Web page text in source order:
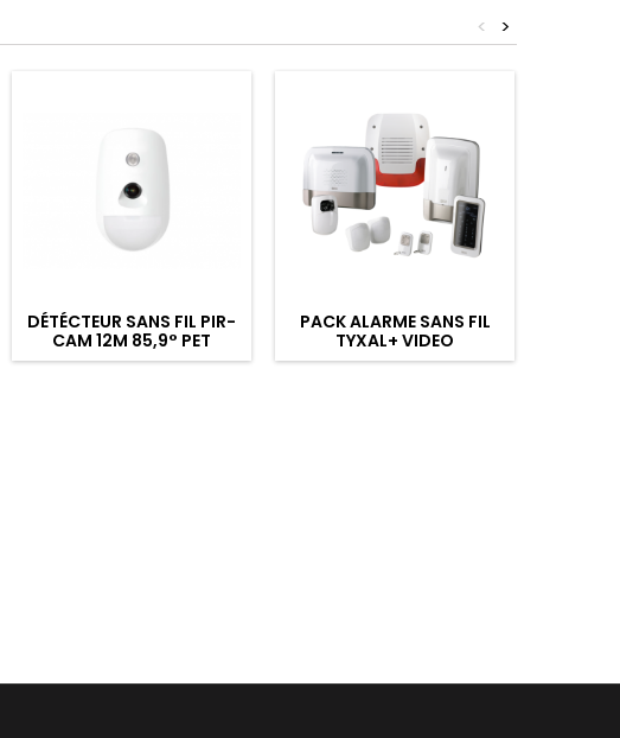
>
<
DÉTÉCTEUR SANS FIL PIR-
CAM 12M 85,9° PET
IMMUNITY AXPRO
PACK ALARME SANS FIL
TYXAL+ VIDEO